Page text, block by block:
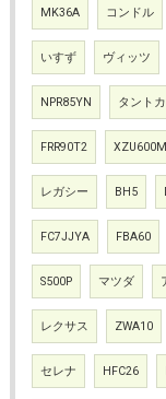
MK36A コンドル
いすず ヴィッツ
NPR85YN タント
FRR90T2 XZU600M
レガシー BH5
FC7JJYA FBA60
S500P マツダ
レクサス ZWA10
セレナ HFC26